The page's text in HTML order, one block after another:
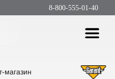
8-800-555-01-40
магазин